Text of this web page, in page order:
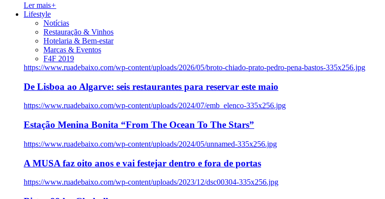
Ler mais+
Lifestyle
Notícias
Restauração & Vinhos
Hotelaria & Bem-estar
Marcas & Eventos
F4F 2019
https://www.ruadebaixo.com/wp-content/uploads/2026/05/broto-chiado-prato-pedro-pena-bastos-335x256.jpg
De Lisboa ao Algarve: seis restaurantes para reservar este maio
https://www.ruadebaixo.com/wp-content/uploads/2024/07/emb_elenco-335x256.jpg
Estação Menina Bonita “From The Ocean To The Stars”
https://www.ruadebaixo.com/wp-content/uploads/2024/05/unnamed-335x256.jpg
A MUSA faz oito anos e vai festejar dentro e fora de portas
https://www.ruadebaixo.com/wp-content/uploads/2023/12/dsc00304-335x256.jpg